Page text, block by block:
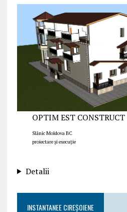
OPTIM EST CONSTRUCT
Slănic Moldova BC
proiectare și execuție
Detalii
INSTANTANEE CIREȘOIENE